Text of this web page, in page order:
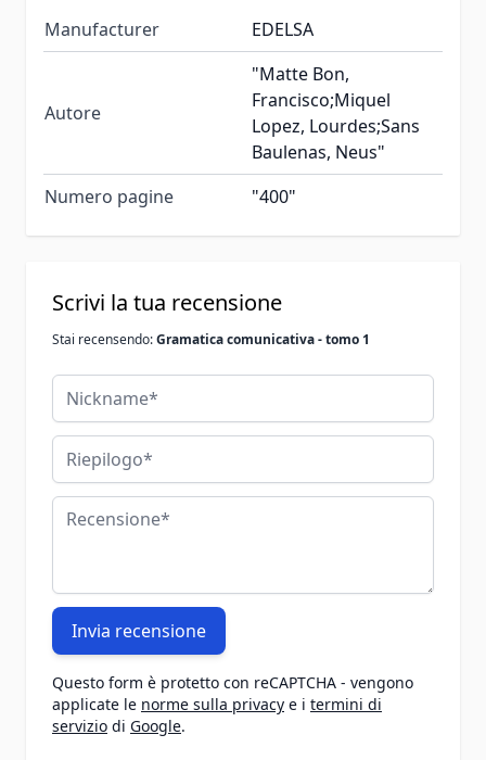
Manufacturer EDELSA
Autore
"Matte Bon,
Francisco;Miquel
Lopez, Lourdes;Sans
Baulenas, Neus"
Numero pagine
"400"
Scrivi la tua recensione
Stai recensendo:Gramatica comunicativa - tomo 1
Nickname
Riepilogo
Recensione
Invia recensione
Questo form è protetto con reCAPTCHA - vengono
applicate le norme sulla privacy e i termini di
servizio di Google.